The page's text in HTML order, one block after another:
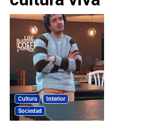
Cultura
Interior
Sociedad